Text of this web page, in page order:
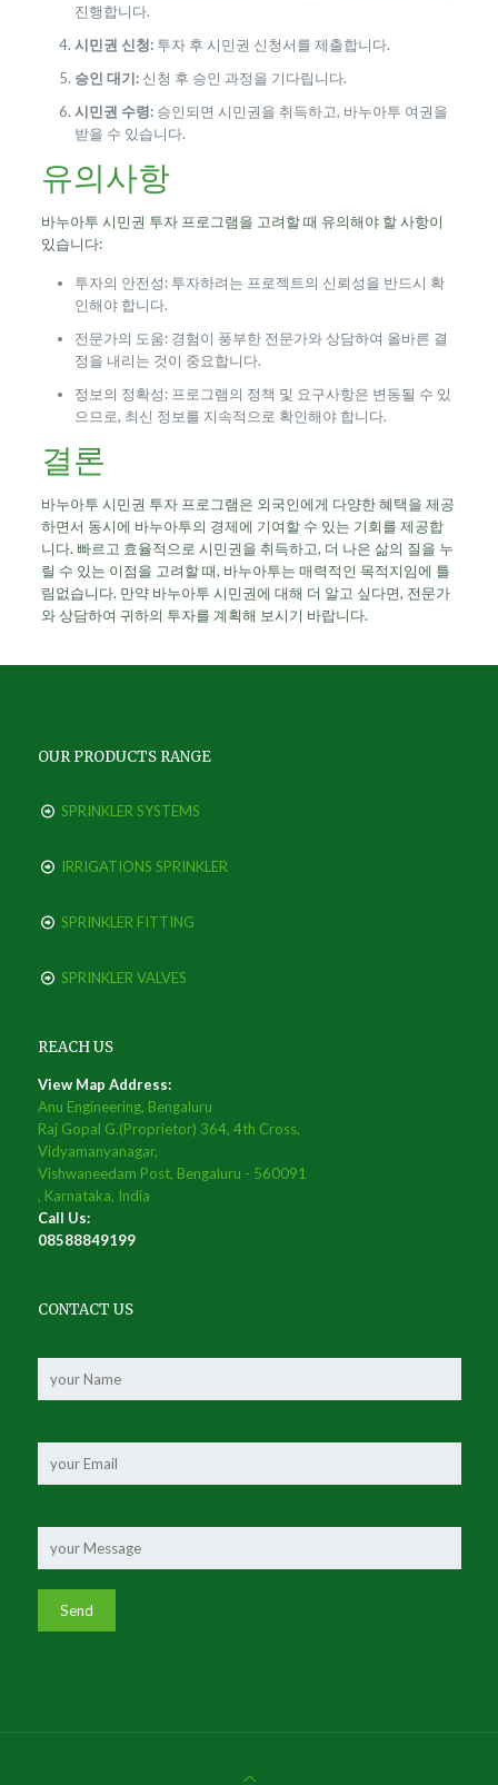
진행합니다.
시민권 신청: 투자 후 시민권 신청서를 제출합니다.
승인 대기: 신청 후 승인 과정을 기다립니다.
시민권 수령: 승인되면 시민권을 취득하고, 바누아투 여권을
받을 수 있습니다.
유의사항
바누아투 시민권 투자 프로그램을 고려할 때 유의해야 할 사항이
있습니다:
투자의 안전성: 투자하려는 프로젝트의 신뢰성을 반드시 확
인해야 합니다.
전문가의 도움: 경험이 풍부한 전문가와 상담하여 올바른 결
정을 내리는 것이 중요합니다.
정보의 정확성: 프로그램의 정책 및 요구사항은 변동될 수 있
으므로, 최신 정보를 지속적으로 확인해야 합니다.
결론
바누아투 시민권 투자 프로그램은 외국인에게 다양한 혜택을 제공
하면서 동시에 바누아투의 경제에 기여할 수 있는 기회를 제공합
니다. 빠르고 효율적으로 시민권을 취득하고, 더 나은 삶의 질을 누
릴 수 있는 이점을 고려할 때, 바누아투는 매력적인 목적지임에 틀
림없습니다. 만약 바누아투 시민권에 대해 더 알고 싶다면, 전문가
와 상담하여 귀하의 투자를 계획해 보시기 바랍니다.
OUR PRODUCTS RANGE
SPRINKLER SYSTEMS
IRRIGATIONS SPRINKLER
SPRINKLER FITTING
SPRINKLER VALVES
REACH US
View Map Address:
Anu Engineering, Bengaluru
Raj Gopal G.(Proprietor) 364, 4th Cross,
Vidyamanyanagar,
Vishwaneedam Post, Bengaluru - 560091
, Karnataka, India
Call Us:
08588849199
CONTACT US